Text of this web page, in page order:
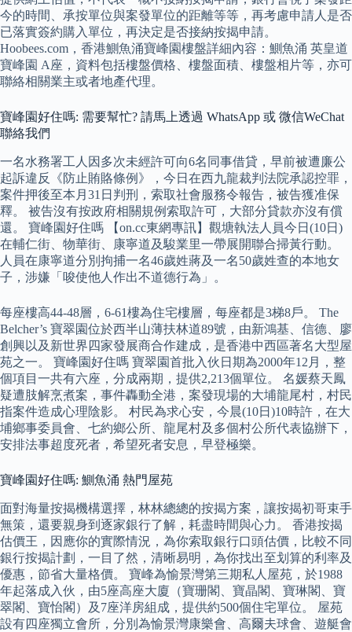
今的時間、承按單位與案發單位的距離等等，再考慮申請人是否
已落實簽約購入單位，再決定是否接納按揭申請。
Hoobees.com，香港鰂魚涌寶峰園樓盤詳細內容：鰂魚涌 英皇道
寶峰園 A座，資料包括樓盤價格、樓盤面積、樓盤相片等，亦可
聯絡相關業主或者地產代理。
寶峰園好住嗎: 需要幫忙? 請馬上透過 WhatsApp 或 微信WeChat
聯絡我們
一名水務署工人因多次未經許可向6名同事借貸，早前被遭廉公
起訴違反《防止賄賂條例》，今日在西九龍裁判法院承認控罪，
案件押後至本月31日判刑，索取社會服務令報告，被告獲准保
釋。 被告沒有按政府相關規例索取許可，大部分貸款亦沒有償
還。 寶峰園好住嗎 【on.cc東網專訊】觀塘執法人員今日(10日)
在輔仁街、物華街、康寧道及駿業里一帶展開聯合掃黃行動。
人員在康寧道分別拘捕一名46歲姓蔣及一名50歲姓查的本地女
子，涉嫌「唆使他人作出不道德行為」。
每座樓高44-48層，6-61樓為住宅樓層，每座都是3梯8戶。 The
Belcher’s 寶翠園位於西半山薄扶林道89號，由新鴻基、信德、廖
創興以及新世界四家發展商合作建成，是香港中西區著名大型屋
苑之一。 寶峰園好住嗎 寶翠園首批入伙日期為2000年12月，整
個項目一共有六座，分成兩期，提供2,213個單位。 名媛蔡天鳳
疑遭肢解烹煮案，事件轟動全港，案發現場的大埔龍尾村，村民
指案件造成心理陰影。 村民為求心安，今晨(10日)10時許，在大
埔鄉事委員會、七約鄉公所、龍尾村及多個村公所代表協辦下，
安排法事超度死者，希望死者安息，早登極樂。
寶峰園好住嗎: 鰂魚涌 熱門屋苑
面對海量按揭機構選擇，林林總總的按揭方案，讓按揭初哥束手
無策，還要親身到逐家銀行了解，耗盡時間與心力。 香港按揭
估價王，因應你的實際情況，為你索取銀行口頭估價，比較不同
銀行按揭計劃，一目了然，清晰易明，為你找出至划算的利率及
優惠，節省大量格價。 寶峰為愉景灣第三期私人屋苑，於1988
年起落成入伙，由5座高座大廈（寶珊閣、寶晶閣、寶琳閣、寶
翠閣、寶怡閣）及7座洋房組成，提供約500個住宅單位。 屋苑
設有四座獨立會所，分別為愉景灣康樂會、高爾夫球會、遊艇會